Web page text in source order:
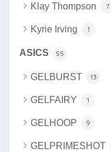
Klay Thompson 7
Kyrie Irving 1
ASICS 55
GELBURST 13
GELFAIRY 1
GELHOOP 9
GELPRIMESHOT